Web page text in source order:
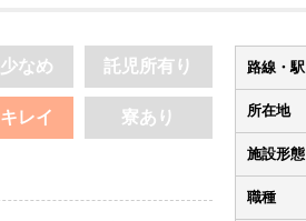
なめ 託児所有り
レイ 寮あり
路線・駅
所在地
施設形態
職種